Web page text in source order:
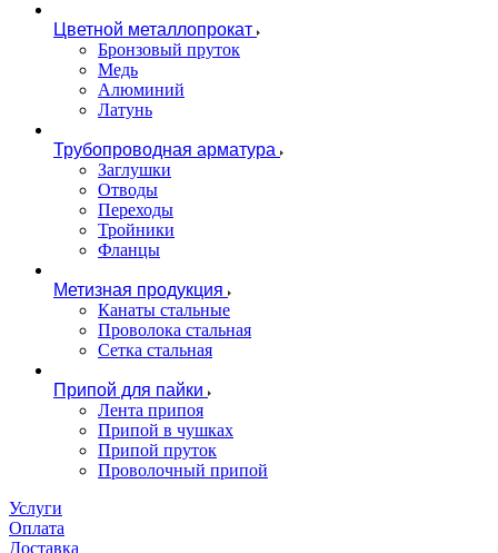
Цветной металлопрокат
Бронзовый пруток
Медь
Алюминий
Латунь
Трубопроводная арматура
Заглушки
Отводы
Переходы
Тройники
Фланцы
Метизная продукция
Канаты стальные
Проволока стальная
Сетка стальная
Припой для пайки
Лента припоя
Припой в чушках
Припой пруток
Проволочный припой
Услуги
Оплата
Доставка